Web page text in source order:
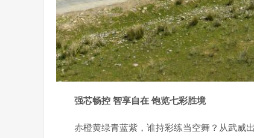
强芯畅控 智享自在 饱览七彩胜境
赤橙黄绿青蓝紫，谁持彩练当空舞？从武威